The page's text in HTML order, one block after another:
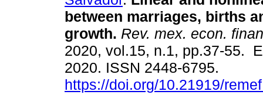
between marriages, births
growth. Rev. mex. econ.
2020, vol.15, n.1, pp.37-55.
2020. ISSN 2448-6795.
https://doi.org/10.21919/